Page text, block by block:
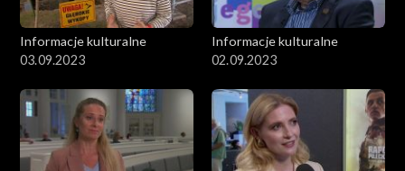
Informacje kulturalne
03.09.2023
Informacje kulturalne
02.09.2023